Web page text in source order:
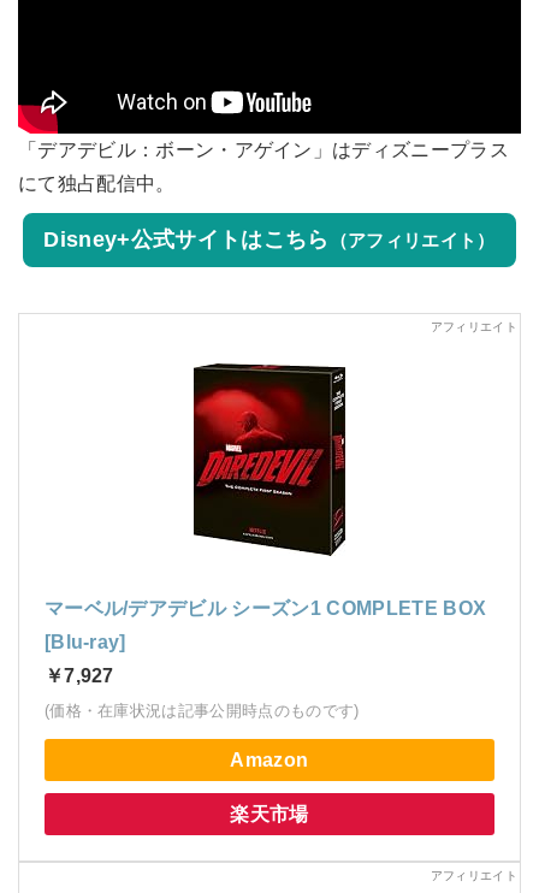
「デアデビル：ボーン・アゲイン」はディズニープラス
にて独占配信中。
Disney+公式サイトはこちら （アフィリエイト）
マーベル/デアデビル シーズン1 COMPLETE BOX
[Blu-ray]
￥7,927
(価格・在庫状況は記事公開時点のものです)
Amazon
楽天市場